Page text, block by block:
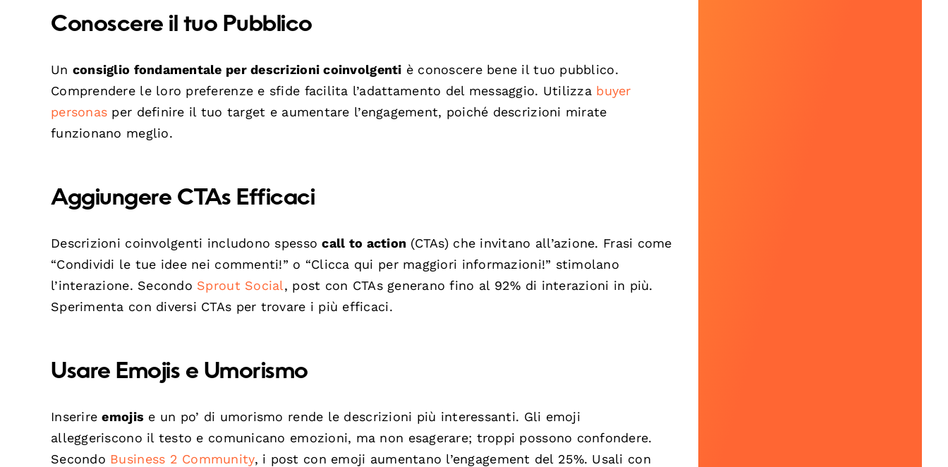
Conoscere il tuo Pubblico
Un consiglio fondamentale per descrizioni coinvolgenti è conoscere bene il tuo pubblico.
Comprendere le loro preferenze e sfide facilita l’adattamento del messaggio. Utilizza buyer
personas per definire il tuo target e aumentare l’engagement, poiché descrizioni mirate
funzionano meglio.
Aggiungere CTAs Efficaci
Descrizioni coinvolgenti includono spessocall to action (CTAs) che invitano all’azione. Frasi come
“Condividi le tue idee nei commenti!” o “Clicca qui per maggiori informazioni!” stimolano
l’interazione. Secondo Sprout Social, post con CTAs generano fino al 92% di interazioni in più.
Sperimenta con diversi CTAs per trovare i più efficaci.
Usare Emojis e Umorismo
Inserireemojis e un po’ di umorismo rende le descrizioni più interessanti. Gli emoji
alleggeriscono il testo e comunicano emozioni, ma non esagerare; troppi possono confondere.
Secondo Business 2 Community, i post con emoji aumentano l’engagement del 25%. Usali con